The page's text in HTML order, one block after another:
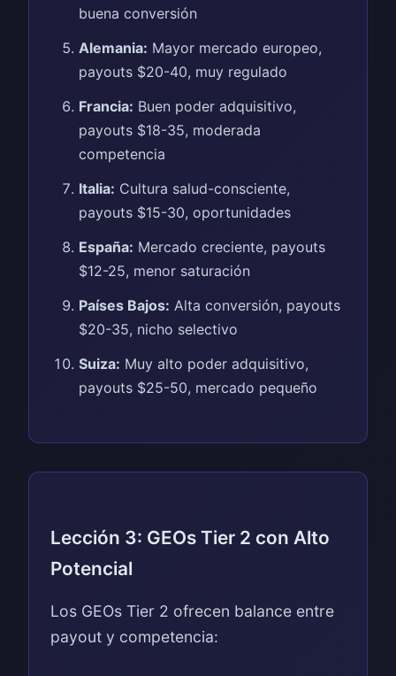
buena conversión
Alemania: Mayor mercado europeo,
payouts $20-40, muy regulado
Francia: Buen poder adquisitivo,
payouts $18-35, moderada
competencia
Italia: Cultura salud-consciente,
payouts $15-30, oportunidades
España: Mercado creciente, payouts
$12-25, menor saturación
Países Bajos: Alta conversión, payouts
$20-35, nicho selectivo
Suiza: Muy alto poder adquisitivo,
payouts $25-50, mercado pequeño
Lección 3: GEOs Tier 2 con Alto
Potencial
Los GEOs Tier 2 ofrecen balance entre
payout y competencia: